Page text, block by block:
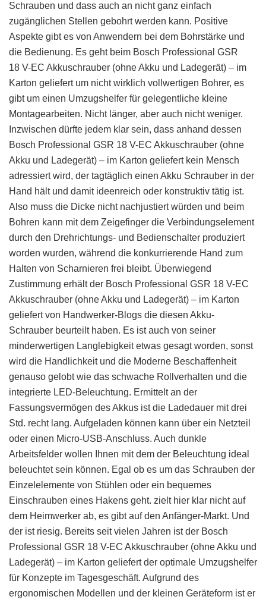
Schrauben und dass auch an nicht ganz einfach
zugänglichen Stellen gebohrt werden kann. Positive
Aspekte gibt es von Anwendern bei dem Bohrstärke und
die Bedienung. Es geht beim Bosch Professional GSR
18 V-EC Akkuschrauber (ohne Akku und Ladegerät) – im
Karton geliefert um nicht wirklich vollwertigen Bohrer, es
gibt um einen Umzugshelfer für gelegentliche kleine
Montagearbeiten. Nicht länger, aber auch nicht weniger.
Inzwischen dürfte jedem klar sein, dass anhand dessen
Bosch Professional GSR 18 V-EC Akkuschrauber (ohne
Akku und Ladegerät) – im Karton geliefert kein Mensch
adressiert wird, der tagtäglich einen Akku Schrauber in der
Hand hält und damit ideenreich oder konstruktiv tätig ist.
Also muss die Dicke nicht nachjustiert würden und beim
Bohren kann mit dem Zeigefinger die Verbindungselement
durch den Drehrichtungs- und Bedienschalter produziert
worden wurden, während die konkurrierende Hand zum
Halten von Scharnieren frei bleibt. Überwiegend
Zustimmung erhält der Bosch Professional GSR 18 V-EC
Akkuschrauber (ohne Akku und Ladegerät) – im Karton
geliefert von Handwerker-Blogs die diesen Akku-
Schrauber beurteilt haben. Es ist auch von seiner
minderwertigen Langlebigkeit etwas gesagt worden, sonst
wird die Handlichkeit und die Moderne Beschaffenheit
genauso gelobt wie das schwache Rollverhalten und die
integrierte LED-Beleuchtung. Ermittelt an der
Fassungsvermögen des Akkus ist die Ladedauer mit drei
Std. recht lang. Aufgeladen können kann über ein Netzteil
oder einen Micro-USB-Anschluss. Auch dunkle
Arbeitsfelder wollen Ihnen mit dem der Beleuchtung ideal
beleuchtet sein können. Egal ob es um das Schrauben der
Einzelelemente von Stühlen oder ein bequemes
Einschrauben eines Hakens geht. zielt hier klar nicht auf
dem Heimwerker ab, es gibt auf den Anfänger-Markt. Und
der ist riesig. Bereits seit vielen Jahren ist der Bosch
Professional GSR 18 V-EC Akkuschrauber (ohne Akku und
Ladegerät) – im Karton geliefert der optimale Umzugshelfer
für Konzepte im Tagesgeschäft. Aufgrund des
ergonomischen Modellen und der kleinen Geräteform ist er